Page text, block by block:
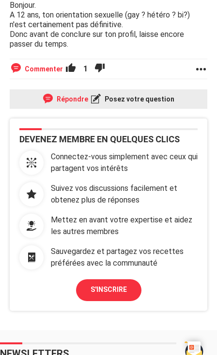
Bonjour.
A 12 ans, ton orientation sexuelle (gay ? hétéro ? bi?)
n'est certainement pas définitive.
Donc avant de conclure sur ton profil, laisse encore
passer du temps.
Commenter 1
Répondre Posez votre question
DEVENEZ MEMBRE EN QUELQUES CLICS
Connectez-vous simplement avec ceux qui
partagent vos intérêts
Suivez vos discussions facilement et
obtenez plus de réponses
Mettez en avant votre expertise et aidez
les autres membres
Sauvegardez et partagez vos recettes
préférées avec la communauté
S'INSCRIRE